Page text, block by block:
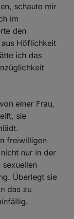
schaute mir
im
den
Höflichkeit
ich das
einer Frau,
sie
freiwilligen
nur in der
Überlegt sie
das zu